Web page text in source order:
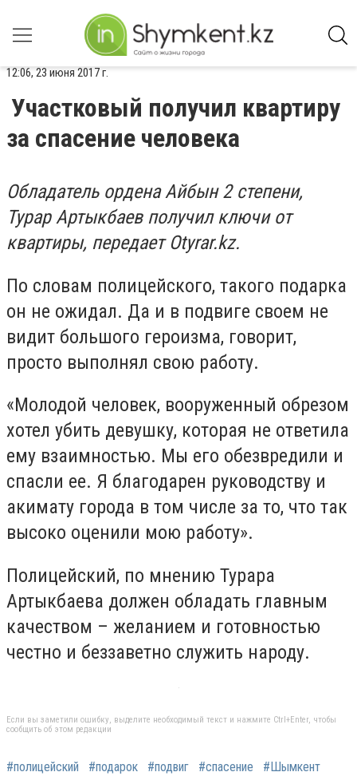
12:06, 23 июня 2017 г.
Участковый получил квартиру
за спасение человека
Обладатель ордена Айбын 2 степени,
Турар Артыкбаев получил ключи от
квартиры, передает Otyrar.kz.
По словам полицейского, такого подарка
он не ожидал. Да и в подвиге своем не
видит большого героизма, говорит,
просто выполнял свою работу.
«Молодой человек, вооруженный обрезом
хотел убить девушку, которая не ответила
ему взаимностью. Мы его обезвредили и
спасли ее. Я благодарен руководству и
акимату города в том числе за то, что так
высоко оценили мою работу».
Полицейский, по мнению Турара
Артыкбаева должен обладать главным
качеством – желанием и готовностью
честно и беззаветно служить народу.
Если вы заметили ошибку, выделите необходимый текст и нажмите Ctrl+Enter, чтобы
сообщить об этом редакции
#полицейский #подарок #подвиг #спасение #Шымкент